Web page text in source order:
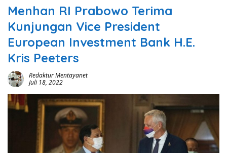
Menhan RI Prabowo Terima
Kunjungan Vice President
European Investment Bank H.E.
Kris Peeters
Redaktur Mentayanet
Juli 18, 2022